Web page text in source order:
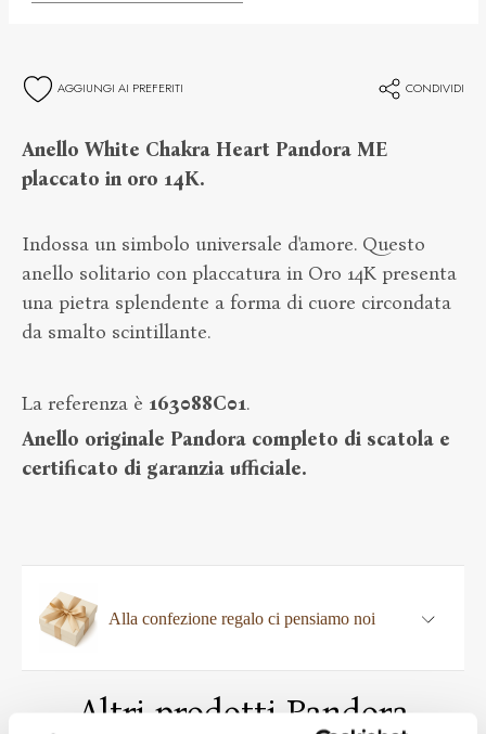
AGGIUNGI AI PREFERITI CONDIVIDI
Anello White Chakra Heart Pandora ME
placcato in oro 14K.
Indossa un simbolo universale d'amore. Questo
anello solitario con placcatura in Oro 14K presenta
una pietra splendente a forma di cuore circondata
da smalto scintillante.
La referenza è 163088C01.
Anello originale Pandora completo di scatola e
certificato di garanzia ufficiale.
Alla confezione regalo ci pensiamo noi
Altri prodotti Pandora